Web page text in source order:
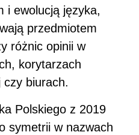
i ewolucją języka,
przedmiotem
różnic opinii w
korytarzach
czy biurach.
Polskiego z 2019
symetrii w nazwach